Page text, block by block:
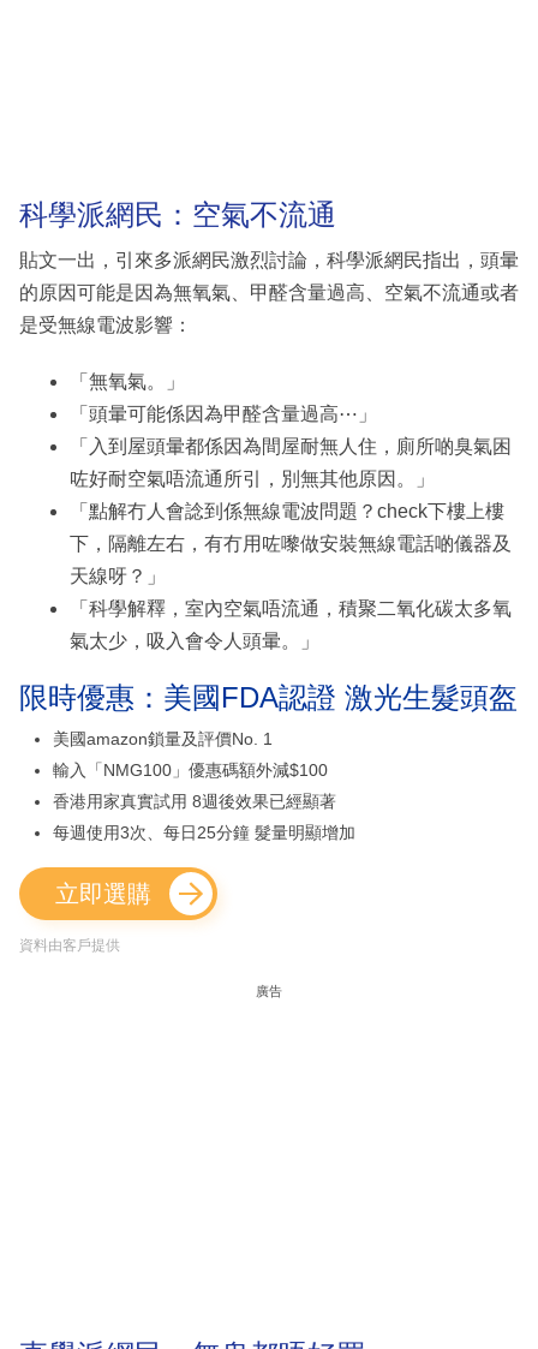
科學派網民：空氣不流通
貼文一出，引來多派網民激烈討論，科學派網民指出，頭暈
的原因可能是因為無氧氣、甲醛含量過高、空氣不流通或者
是受無線電波影響：
「無氧氣。」
「頭暈可能係因為甲醛含量過高⋯」
「入到屋頭暈都係因為間屋耐無人住，廁所啲臭氣困
咗好耐空氣唔流通所引，別無其他原因。」
「點解冇人會諗到係無線電波問題？check下樓上樓
下，隔離左右，有冇用咗嚟做安裝無線電話啲儀器及
天線呀？」
「科學解釋，室內空氣唔流通，積聚二氧化碳太多氧
氣太少，吸入會令人頭暈。」
限時優惠：美國FDA認證 激光生髮頭盔
美國amazon鎖量及評價No. 1
輸入「NMG100」優惠碼額外減$100
香港用家真實試用 8週後效果已經顯著
每週使用3次、每日25分鐘 髮量明顯增加
立即選購
資料由客戶提供
廣告